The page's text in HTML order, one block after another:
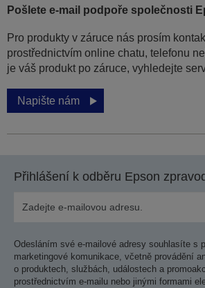
Pošlete e-mail podpoře společnosti
Pro produkty v záruce nás prosím
prostřednictvím online chatu, telefonu
je váš produkt po záruce, vyhledejte
Napište nám
Přihlášení k odběru Epson
Odesláním své e-mailové adresy souhlasíte s
marketingové komunikace, včetně provádění
o produktech, službách, událostech a
prostřednictvím e-mailu nebo jinými formami